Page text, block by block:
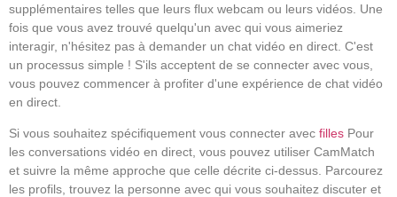
supplémentaires telles que leurs flux webcam ou leurs vidéos. Une
fois que vous avez trouvé quelqu'un avec qui vous aimeriez
interagir, n'hésitez pas à demander un chat vidéo en direct. C'est
un processus simple ! S'ils acceptent de se connecter avec vous,
vous pouvez commencer à profiter d'une expérience de chat vidéo
en direct.
Si vous souhaitez spécifiquement vous connecter avec filles Pour
les conversations vidéo en direct, vous pouvez utiliser CamMatch
et suivre la même approche que celle décrite ci-dessus. Parcourez
les profils, trouvez la personne avec qui vous souhaitez discuter et